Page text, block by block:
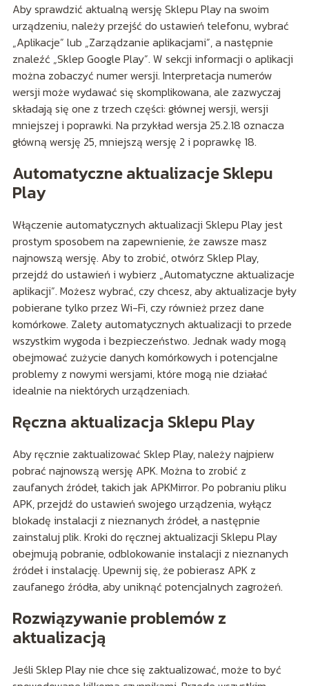
Aby sprawdzić aktualną wersję Sklepu Play na swoim
urządzeniu, należy przejść do ustawień telefonu, wybrać
„Aplikacje” lub „Zarządzanie aplikacjami”, a następnie
znaleźć „Sklep Google Play”. W sekcji informacji o aplikacji
można zobaczyć numer wersji. Interpretacja numerów
wersji może wydawać się skomplikowana, ale zazwyczaj
składają się one z trzech części: głównej wersji, wersji
mniejszej i poprawki. Na przykład wersja 25.2.18 oznacza
główną wersję 25, mniejszą wersję 2 i poprawkę 18.
Automatyczne aktualizacje Sklepu
Play
Włączenie automatycznych aktualizacji Sklepu Play jest
prostym sposobem na zapewnienie, że zawsze masz
najnowszą wersję. Aby to zrobić, otwórz Sklep Play,
przejdź do ustawień i wybierz „Automatyczne aktualizacje
aplikacji”. Możesz wybrać, czy chcesz, aby aktualizacje były
pobierane tylko przez Wi-Fi, czy również przez dane
komórkowe. Zalety automatycznych aktualizacji to przede
wszystkim wygoda i bezpieczeństwo. Jednak wady mogą
obejmować zużycie danych komórkowych i potencjalne
problemy z nowymi wersjami, które mogą nie działać
idealnie na niektórych urządzeniach.
Ręczna aktualizacja Sklepu Play
Aby ręcznie zaktualizować Sklep Play, należy najpierw
pobrać najnowszą wersję APK. Można to zrobić z
zaufanych źródeł, takich jak APKMirror. Po pobraniu pliku
APK, przejdź do ustawień swojego urządzenia, wyłącz
blokadę instalacji z nieznanych źródeł, a następnie
zainstaluj plik. Kroki do ręcznej aktualizacji Sklepu Play
obejmują pobranie, odblokowanie instalacji z nieznanych
źródeł i instalację. Upewnij się, że pobierasz APK z
zaufanego źródła, aby uniknąć potencjalnych zagrożeń.
Rozwiązywanie problemów z
aktualizacją
Jeśli Sklep Play nie chce się zaktualizować, może to być